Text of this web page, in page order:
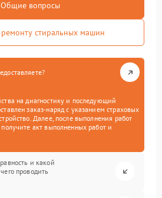
Общие вопросы
стиральных машин
на диагностику и последующий
заказ-наряд с указанием страховых
Далее, после выполнения работ
акт выполненных работ и
и какой
проводить